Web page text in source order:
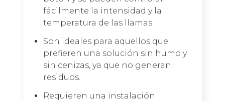
fácilmente la intensidad y la
temperatura de las llamas.
Son ideales para aquellos que
prefieren una solución sin humo y
sin cenizas, ya que no generan
residuos.
Requieren una instalación